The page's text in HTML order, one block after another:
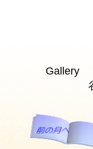
Gallery
谷の水が見